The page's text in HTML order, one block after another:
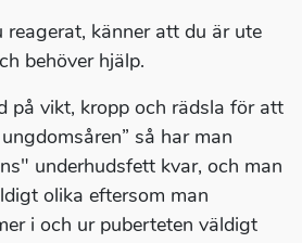
känner att du är ute
behöver hjälp.
på vikt, kropp och rädsla för att
så har man
underhudsfett kvar, och man
olika eftersom man
i och ur puberteten väldigt